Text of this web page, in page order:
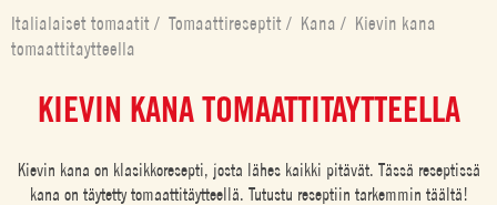
Italialaiset tomaatit / Tomaattireseptit / Kana / Kievin kana
tomaattitaytteella
KIEVIN KANA TOMAATTITAYTTEELLA
Kievin kana on klasikkoresepti, josta lähes kaikki pitävät. Tässä reseptissä
kana on täytetty tomaattitäytteellä. Tutustu reseptiin tarkemmin täältä!